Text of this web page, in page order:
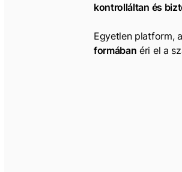
kontrolláltan és
Egyetlen platform,
formában éri el a